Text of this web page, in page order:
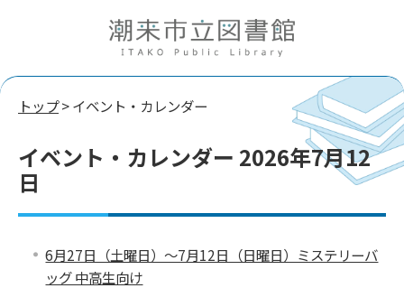
トップ> イベント・カレンダー
イベント・カレンダー 2026年7月12
日
6月27日（土曜日）～7月12日（日曜日）ミステリーバ
ッグ 中高生向け